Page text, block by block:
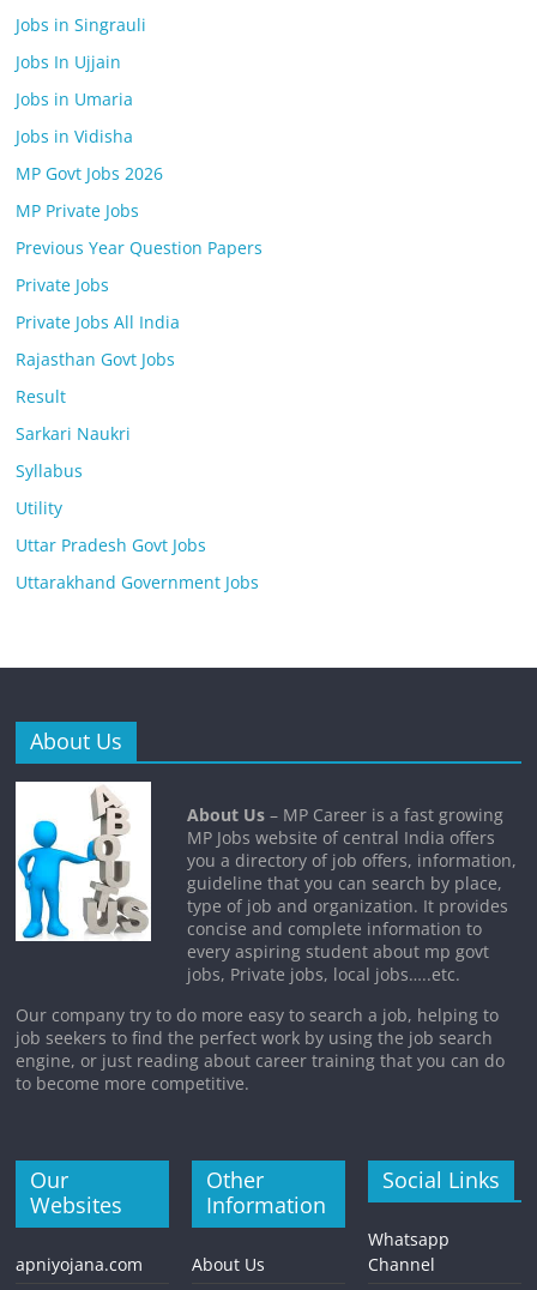
Jobs in Singrauli
Jobs In Ujjain
Jobs in Umaria
Jobs in Vidisha
MP Govt Jobs 2026
MP Private Jobs
Previous Year Question Papers
Private Jobs
Private Jobs All India
Rajasthan Govt Jobs
Result
Sarkari Naukri
Syllabus
Utility
Uttar Pradesh Govt Jobs
Uttarakhand Government Jobs
About Us
About Us – MP Career is a fast growing
MP Jobs website of central India offers
you a directory of job offers, information,
guideline that you can search by place,
type of job and organization. It provides
concise and complete information to
every aspiring student about mp govt
jobs, Private jobs, local jobs…..etc.
Our company try to do more easy to search a job, helping to
job seekers to find the perfect work by using the job search
engine, or just reading about career training that you can do
to become more competitive.
Our
Websites
apniyojana.com
Other
Information
About Us
Social Links
Whatsapp
Channel